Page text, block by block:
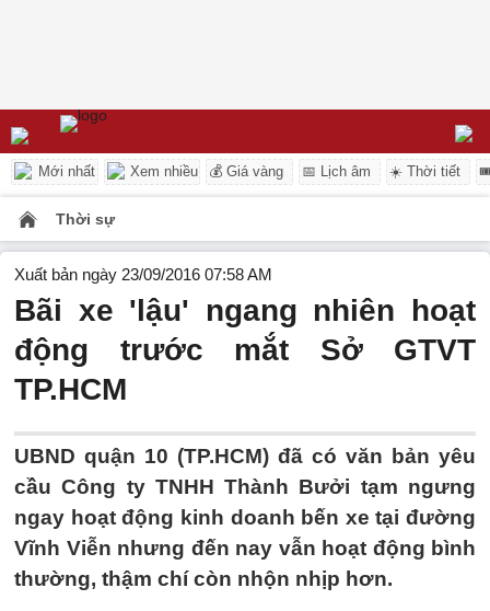
Mới nhất Xem nhiều 💰 Giá vàng 📅 Lịch âm ☀️ Thời tiết
Thời sự
Xuất bản ngày 23/09/2016 07:58 AM
Bãi xe 'lậu' ngang nhiên hoạt
động trước mắt Sở GTVT
TP.HCM
UBND quận 10 (TP.HCM) đã có văn bản yêu
cầu Công ty TNHH Thành Bưởi tạm ngưng
ngay hoạt động kinh doanh bến xe tại đường
Vĩnh Viễn nhưng đến nay vẫn hoạt động bình
thường, thậm chí còn nhộn nhịp hơn.